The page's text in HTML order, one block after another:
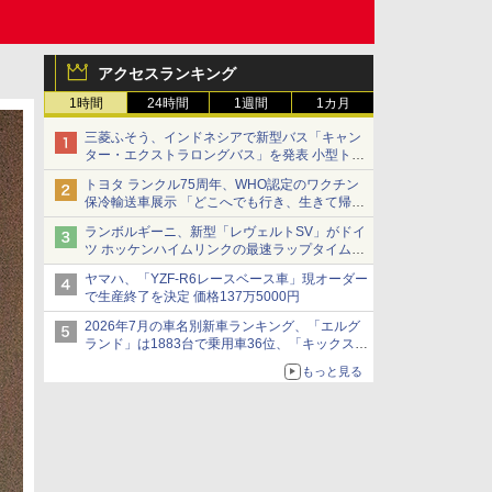
アクセスランキング
1時間 24時間 1週間 1カ月
三菱ふそう、インドネシアで新型バス「キャン
ター・エクストラロングバス」を発表 小型トラ
ックベースの観光・旅客輸送向けバス
トヨタ ランクル75周年、WHO認定のワクチン
保冷輸送車展示 「どこへでも行き、生きて帰っ
てこられる」ランドクルーザーで命をつなぐ
ランボルギーニ、新型「レヴェルトSV」がドイ
ツ ホッケンハイムリンクの最速ラップタイムを
記録
ヤマハ、「YZF-R6レースベース車」現オーダー
で生産終了を決定 価格137万5000円
2026年7月の車名別新車ランキング、「エルグ
ランド」は1883台で乗用車36位、「キックス」
もっと見る